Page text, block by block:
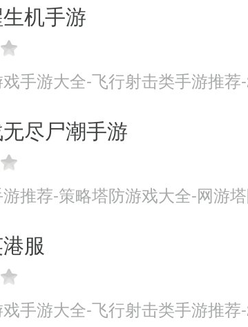
机手游
手游大全-飞行射击类手游推
尽尸潮手游
推荐-策略塔防游戏大全-网游
服
手游大全-飞行射击类手游推